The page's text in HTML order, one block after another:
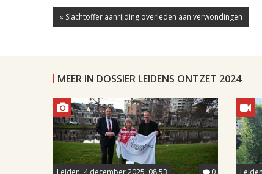
« Slachtoffer aanrijding overleden aan verwondingen
MEER IN DOSSIER LEIDENS ONTZET 2024
Leiden, 4 december 2025, 08:53 0